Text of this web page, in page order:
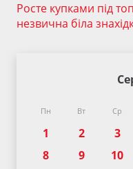
Росте купками під
незвична біла
Пн Вт Ср
1 2 3
8
9 10